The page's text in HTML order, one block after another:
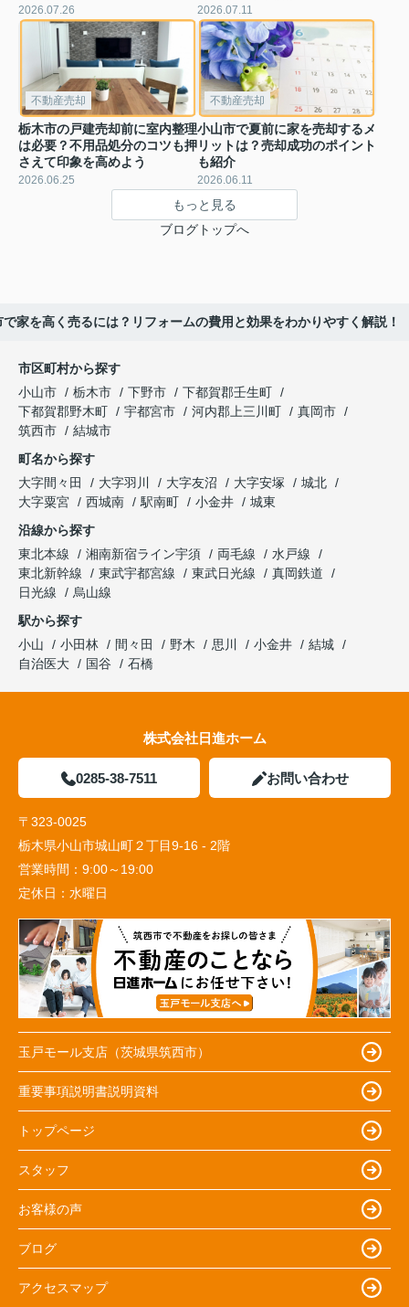
2026.07.26 2026.07.11
不動産売却
栃木市の戸建売却前に室内整理
は必要？不用品処分のコツも押
さえて印象を高めよう
2026.06.25
不動産売却
小山市で夏前に家を売却するメ
リットは？売却成功のポイント
も紹介
2026.06.11
もっと見る
ブログトップへ
で家を高く売るには？リフォームの費用と効果をわかりやすく解説！
市区町村から探す
小山市
栃木市 下野市
下都賀郡壬生町
下都賀郡野木町
宇都宮市 河内郡上三川町
真岡市
筑西市
結城市
町名から探す
大字間々田
大字羽川 大字友沼 大字安塚
城北
大字粟宮
西城南 駅南町 小金井
城東
沿線から探す
東北本線
湘南新宿ライン宇須 両毛線
水戸線
東北新幹線
東武宇都宮線 東武日光線
真岡鉄道
日光線
烏山線
駅から探す
小山
小田林 間々田 野木 思川 小金井
結城
自治医大
国谷 石橋
株式会社日進ホーム
0285-38-7511 お問い合わせ
〒323-0025
栃木県小山市城山町２丁目9-16 - 2階
営業時間： 9:00～19:00
定休日： 水曜日
玉戸モール支店（茨城県筑西市）
重要事項説明書説明資料
トップページ
スタッフ
お客様の声
ブログ
アクセスマップ